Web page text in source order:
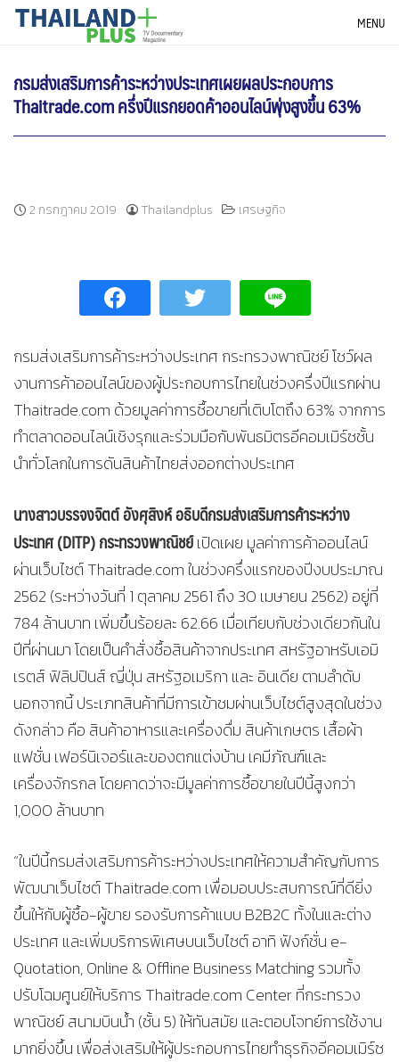
SkipTHAILANDPLUS NEWS MENU
กรมส่งเสริมการค้าระหว่างประเทศเผยผลประกอบการ
Thaitrade.com ครึ่งปีแรกยอดค้าออนไลน์พุ่งสูงขึ้น 63%
2 กรกฎาคม 2019 Thailandplus เศรษฐกิจ
กรมส่งเสริมการค้าระหว่างประเทศ กระทรวงพาณิชย์ โชว์ผล
งานการค้าออนไลน์ของผู้ประกอบการไทยในช่วงครึ่งปีแรกผ่าน
Thaitrade.com ด้วยมูลค่าการซื้อขายที่เติบโตถึง 63% จากการ
ทำตลาดออนไลน์เชิงรุกและร่วมมือกับพันธมิตรอีคอมเมิร์ซชั้น
นำทั่วโลกในการดันสินค้าไทยส่งออกต่างประเทศ
นางสาวบรรจงจิตต์ อังศุสิงห์ อธิบดีกรมส่งเสริมการค้าระหว่าง
ประเทศ (DITP) กระทรวงพาณิชย์เปิดเผย มูลค่าการค้าออนไลน์
ผ่านเว็บไซต์ Thaitrade.com ในช่วงครึ่งแรกของปีงบประมาณ
2562 (ระหว่างวันที่ 1 ตุลาคม 2561 ถึง 30 เมษายน 2562) อยู่ที่
784 ล้านบาท เพิ่มขึ้นร้อยละ 62.66 เมื่อเทียบกับช่วงเดียวกันใน
ปีที่ผ่านมา โดยเป็นคำสั่งซื้อสินค้าจากประเทศ สหรัฐอาหรับเอมิ
เรตส์ ฟิลิปปินส์ ญี่ปุ่น สหรัฐอเมริกา และ อินเดีย ตามลำดับ
นอกจากนี้ ประเภทสินค้าที่มีการเข้าชมผ่านเว็บไซต์สูงสุดในช่วง
ดังกล่าว คือ สินค้าอาหารและเครื่องดื่ม สินค้าเกษตร เสื้อผ้า
แฟชั่น เฟอร์นิเจอร์และของตกแต่งบ้าน เคมีภัณฑ์และ
เครื่องจักรกล โดยคาดว่าจะมีมูลค่าการซื้อขายในปีนี้สูงกว่า
1,000 ล้านบาท
“ในปีนี้กรมส่งเสริมการค้าระหว่างประเทศให้ความสำคัญกับการ
พัฒนาเว็บไซต์ Thaitrade.com เพื่อมอบประสบการณ์ที่ดียิ่ง
ขึ้นให้กับผู้ซื้อ-ผู้ขาย รองรับการค้าแบบ B2B2C ทั้งในและต่าง
ประเทศ และเพิ่มบริการพิเศษบนเว็บไซต์ อาทิ ฟังก์ชั่น e-
Quotation, Online & Offline Business Matching รวมทั้ง
ปรับโฉมศูนย์ให้บริการ Thaitrade.com Center ที่กระทรวง
พาณิชย์ สนามบินน้ำ (ชั้น 5) ให้ทันสมัย และตอบโจทย์การใช้งาน
มากยิ่งขึ้น เพื่อส่งเสริมให้ผู้ประกอบการไทยทำธุรกิจอีคอมเมิร์ซ